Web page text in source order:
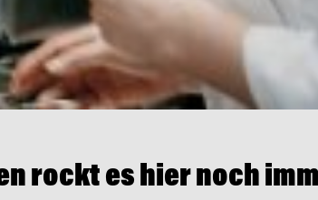
rockt es hier noch